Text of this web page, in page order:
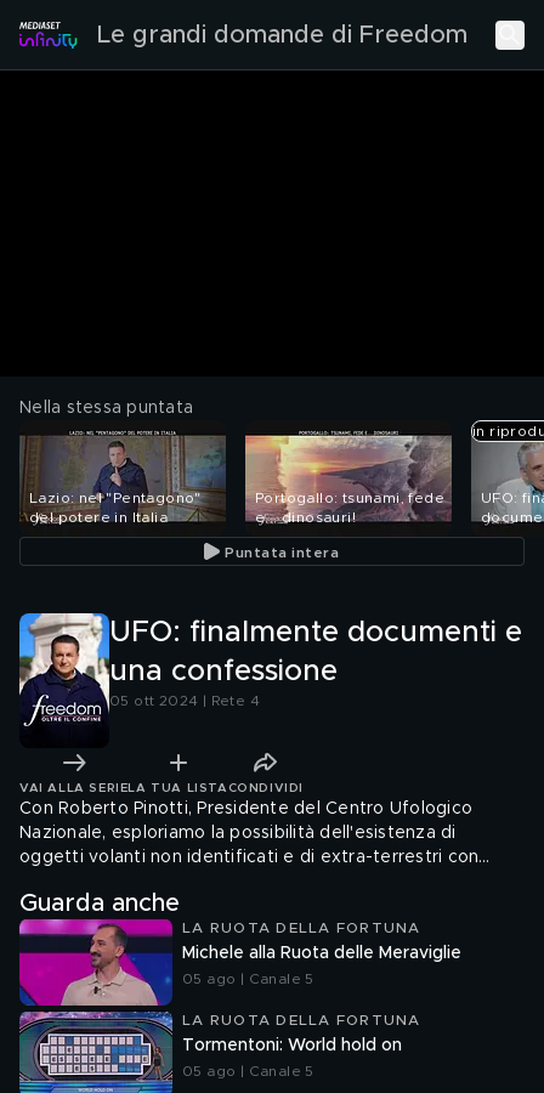
Le grandi domande di Freedom
Nella stessa puntata
Lazio: nel "Pentagono"
del potere in Italia
Portogallo: tsunami, fede
e... dinosauri!
in
UFO:
Puntata intera
UFO: finalmente documenti e
una confessione
05 ott 2024 | Rete 4
VAI ALLA SERIE LA TUA LISTA CONDIVIDI
Con Roberto Pinotti, Presidente del Centro Ufologico
Nazionale, esploriamo la possibilità dell'esistenza di
oggetti volanti non identificati e di extra-terrestri con
Guarda anche
LA RUOTA DELLA FORTUNA
Michele alla Ruota delle Meraviglie
05 ago | Canale 5
LA RUOTA DELLA FORTUNA
Tormentoni: World hold on
05 ago | Canale 5